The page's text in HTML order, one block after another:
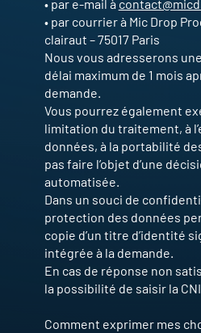
• par e-mail à
• par courrier à Mic Drop
clairaut – 75017 Paris
Nous vous adresserons
délai maximum de 1 mois
demande.
Vous pourrez également
limitation du traitement, à
données, à la portabilité
pas faire l’objet d’une
automatisée.
Dans un souci de
protection des données
copie d’un titre d’identité
intégrée à la demande.
En cas de réponse non
la possibilité de saisir la
Comment exprimer mes